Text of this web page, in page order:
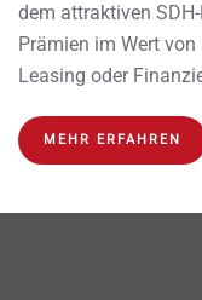
dem attraktiven
Prämien im Wert
Leasing oder
MEHR ERFAHREN